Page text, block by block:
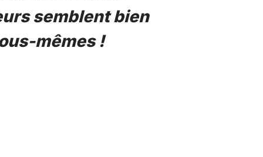
semblent bien
mêmes !